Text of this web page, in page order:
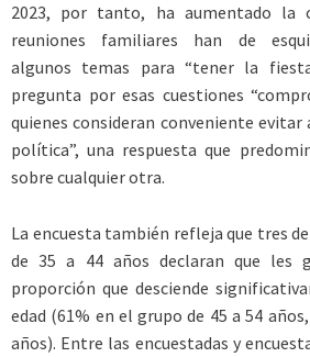
2023, por tanto, ha aumentado la
reuniones familiares han de
algunos temas para “tener la
pregunta por esas cuestiones
quienes consideran conveniente
política”, una respuesta que
sobre cualquier otra.
La encuesta también refleja que tres
de 35 a 44 años declaran que les
proporción que desciende
edad (61% en el grupo de 45 a 54
años). Entre las encuestadas y